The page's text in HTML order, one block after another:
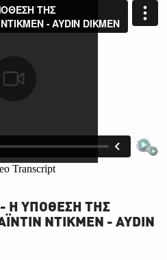
Η ΥΠΟΘΕΣΗ ΤΗΣ
ΝΤΙΚΜΕΝ - AYDIN